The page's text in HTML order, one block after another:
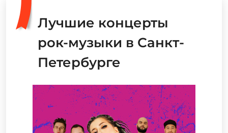
Лучшие концерты
рок-музыки в Санкт-
Петербурге